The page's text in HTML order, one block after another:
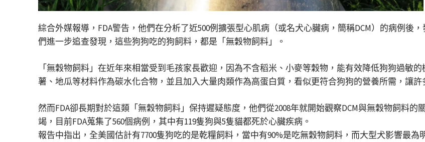
綜合外媒報導，FDA警告，他們在分析了近500例擴張型心肌病（或名犬心臟病，簡稱DCM）的病例後
們進一步追查發現，這些狗狗吃的狗飼料，都是「無穀物飼料」。
「無穀物飼料」在近年來相當受到毛孩家長歡迎，因為不含稻米、小麥等穀物，能有效降低狗狗過敏
薯、地瓜等材料作為碳水化合物，並且加入大量肉類作為高蛋白質，看似更符合狗狗的營養所需，讓許
然而FDA卻長期對於這類「無穀物飼料」保持遲疑態度，他們從2008年就開始觀察DCM與無穀物飼料
竭，目前FDA蒐集了560個病例，其中有119隻狗與5隻貓都死於心臟疾病。
報告中指出，全美國估計有7700隻狗吃的是乾糧飼料，當中有90%是吃無穀物飼料，而大型犬影響最